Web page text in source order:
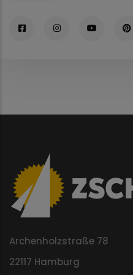
Archenholzstraße 78
22117 Hamburg